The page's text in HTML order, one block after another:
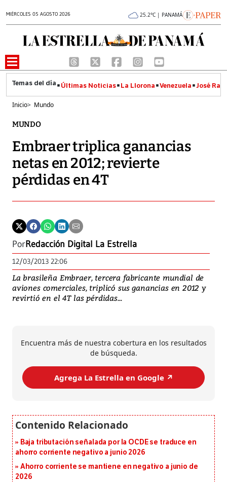
MIÉRCOLES 05 AGOSTO 2026 25.2°C | PANAMÁ
Últimas Noticias La Llorona Venezuela José
Inicio> Mundo
MUNDO
Embraer triplica ganancias
netas en 2012; revierte
pérdidas en 4T
PorRedacción Digital La Estrella
12/03/2013 22:06
La brasileña Embraer, tercera fabricante mundial de
aviones comerciales, triplicó sus ganancias en 2012 y
revirtió en el 4T las pérdidas...
Encuentra más de nuestra cobertura en los resultados
de búsqueda.
Agrega La Estrella en Google ↗️
Baja tributación señalada por la OCDE se traduce en
ahorro corriente negativo a junio 2026
Ahorro corriente se mantiene en negativo a junio de
2026